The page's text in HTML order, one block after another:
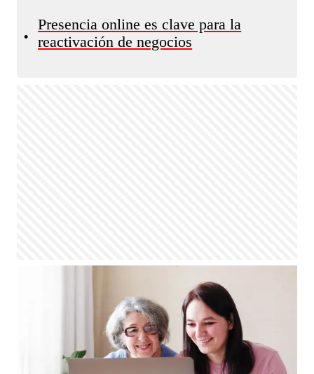
•
Presencia online es clave para la
reactivación de negocios